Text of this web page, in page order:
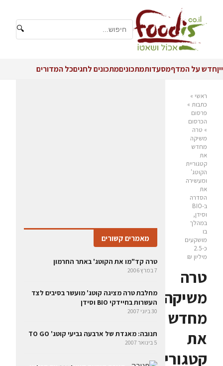
🔍
ייןחדש על המדףמסעדותמתכוניםמתכונים לחגיםכל המדורים
ראשי »
כתבות »
פרסום
הכרסום
» טרה
משיקה
מחדש
את
קטגוריית
הקוטג'
ומעשירה
את
הסדרה
ב-BIO
וסידן,
במהלך
בו
מושקעים
כ-2.5
מיליון ₪
טרה
משיקה
מחדש
את
קטגוריית
מאמרים קשורים
טרה קד"מו את הקוטג' באתר החרמון
7 במרץ 2006
מחלבת טרה מציגה קוטג' מועשר בסיבים לצד
העשרות בחיידקי BIO וסידן
30 ביוני 2007
תנובה: מאגדת של ארבעה גביעי קוטג' TO GO
5 בינואר 2007